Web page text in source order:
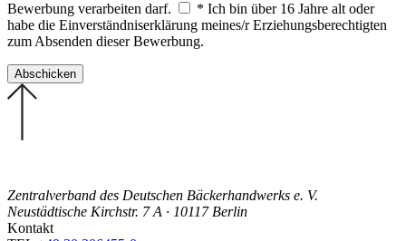
Bewerbung verarbeiten darf.
* Ich bin über 16 Jahre alt oder
habe die Einverständniserklärung meines/r Erziehungsberechtigten
zum Absenden dieser Bewerbung.
Zentralverband des Deutschen Bäckerhandwerks e. V.
Neustädtische Kirchstr. 7 A · 10117 Berlin
Kontakt